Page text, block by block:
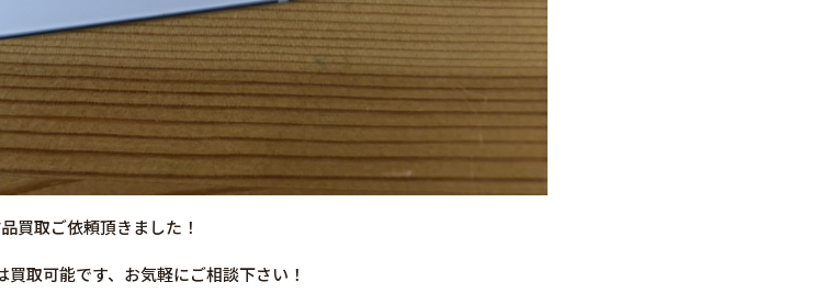
買取ご依頼頂きました！
取可能です、お気軽にご相談下さい！